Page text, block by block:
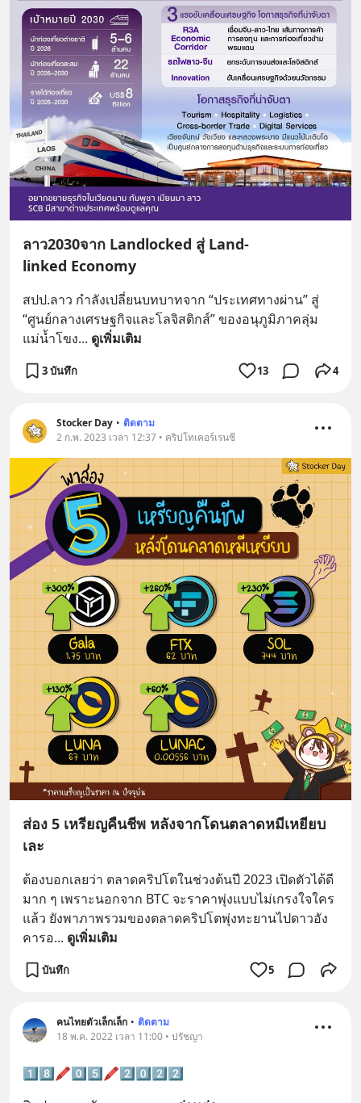
ลาว2030จาก Landlocked สู่ Land-
linked Economy
สปป.ลาว กำลังเปลี่ยนบทบาทจาก “ประเทศทางผ่าน” สู่
“ศูนย์กลางเศรษฐกิจและโลจิสติกส์” ของอนุภูมิภาคลุ่ม
แม่น้ำโขง... ดูเพิ่มเติม
3 บันทึก 13 4
Stocker Day • ติดตาม
2 ก.พ. 2023 เวลา 12:37 • คริปโทเคอร์เรนซี
ส่อง 5 เหรียญคืนชีพ หลังจากโดนตลาดหมีเหยียบ
เละ
ต้องบอกเลยว่า ตลาดคริปโตในช่วงต้นปี 2023 เปิดตัวได้ดี
มาก ๆ เพราะนอกจาก BTC จะราคาพุ่งแบบไม่เกรงใจใคร
แล้ว ยังพาภาพรวมของตลาดคริปโตพุ่งทะยานไปดาวอัง
คารอ... ดูเพิ่มเติม
บันทึก 5
คนไทยตัวเล็กเล็ก • ติดตาม
18 พ.ค. 2022 เวลา 11:00 • ปรัชญา
1️⃣8️⃣🖍0️⃣5️⃣🖍2️⃣0️⃣2️⃣2️⃣